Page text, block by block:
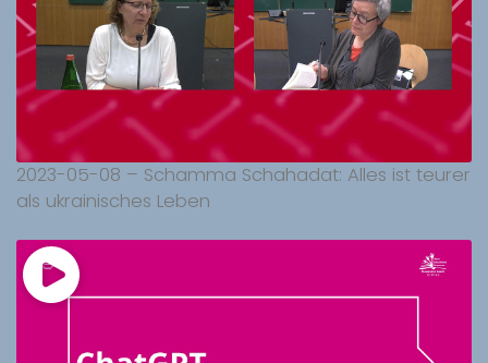
2023-05-08 – Schamma Schahadat: Alles ist teurer
als ukrainisches Leben